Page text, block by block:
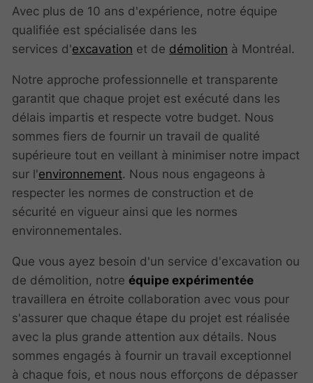
Avec plus de 10 ans d'expérience, notre équipe
qualifiée est spécialisée dans les
services d'excavation et de démolition à Montréal.
Notre approche professionnelle et transparente
garantit que chaque projet est exécuté dans les
délais impartis et respecte votre budget. Nous
sommes fiers de fournir un travail de qualité
supérieure tout en veillant à minimiser notre impact
sur l'environnement. Nous nous engageons à
respecter les normes de construction et de
sécurité en vigueur ainsi que les normes
environnementales.
Que vous ayez besoin d'un service d'excavation ou
de démolition, notre équipe expérimentée
travaillera en étroite collaboration avec vous pour
s'assurer que chaque étape du projet est réalisée
avec la plus grande attention aux détails. Nous
sommes engagés à fournir un travail exceptionnel
à chaque fois, et nous nous efforçons de dépasser